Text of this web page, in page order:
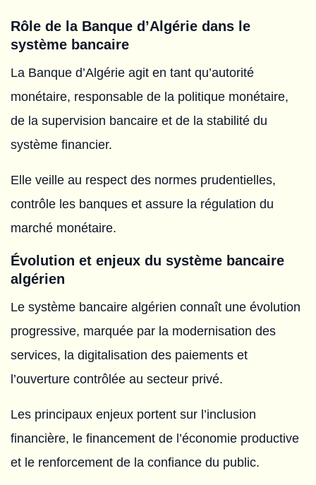
Rôle de la Banque d’Algérie dans le
système bancaire
La Banque d’Algérie agit en tant qu’autorité
monétaire, responsable de la politique monétaire,
de la supervision bancaire et de la stabilité du
système financier.
Elle veille au respect des normes prudentielles,
contrôle les banques et assure la régulation du
marché monétaire.
Évolution et enjeux du système bancaire
algérien
Le système bancaire algérien connaît une évolution
progressive, marquée par la modernisation des
services, la digitalisation des paiements et
l’ouverture contrôlée au secteur privé.
Les principaux enjeux portent sur l’inclusion
financière, le financement de l’économie productive
et le renforcement de la confiance du public.